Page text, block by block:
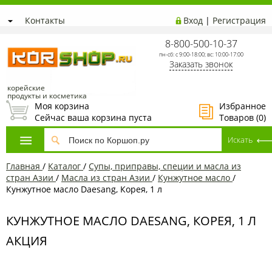
Контакты Вход | Регистрация
корейские
продукты и косметика
8-800-500-10-37
пн-сб: с 9:00-18:00; вс: 10:00-17:00
Заказать звонок
Избранное
Товаров (0)
Моя корзина
Сейчас ваша корзина пуста
Главная / Каталог / Супы, приправы, специи и масла из
стран Азии / Масла из стран Азии / Кунжутное масло /
Кунжутное масло Daesang, Корея, 1 л
КУНЖУТНОЕ МАСЛО DAESANG, КОРЕЯ, 1 Л
АКЦИЯ